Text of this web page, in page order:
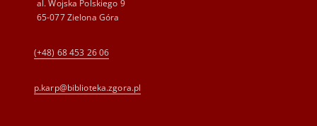
al. Wojska Polskiego 9
65-077 Zielona Góra
(+48) 68 453 26 06
p.karp@biblioteka.zgora.pl